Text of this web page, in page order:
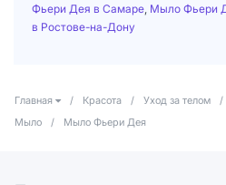
Фьери Дея в Самаре Мыло Фьери
в Ростове-на-Дону
Главная / Красота / Уход за телом /
Мыло
/ Мыло Фьери Дея